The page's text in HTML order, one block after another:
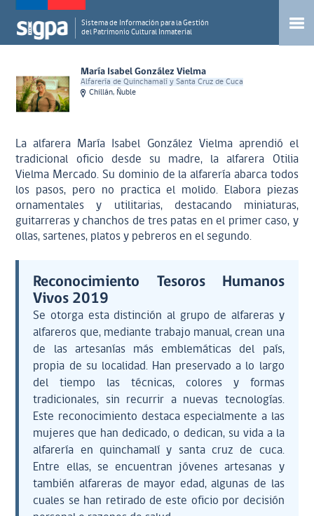
Sistema de Información para la Gestión
del Patrimonio Cultural Inmaterial
María Isabel González Vielma
Alfarería de Quinchamalí y Santa Cruz de Cuca
Chillán, Ñuble
La alfarera María Isabel González Vielma aprendió el
tradicional oficio desde su madre, la alfarera Otilia
Vielma Mercado. Su dominio de la alfarería abarca todos
los pasos, pero no practica el molido. Elabora piezas
ornamentales y utilitarias, destacando miniaturas,
guitarreras y chanchos de tres patas en el primer caso, y
ollas, sartenes, platos y pebreros en el segundo.
Reconocimiento Tesoros Humanos
Vivos 2019
Se otorga esta distinción al grupo de alfareras y
alfareros que, mediante trabajo manual, crean una
de las artesanías más emblemáticas del país,
propia de su localidad. Han preservado a lo largo
del tiempo las técnicas, colores y formas
tradicionales, sin recurrir a nuevas tecnologías.
Este reconocimiento destaca especialmente a las
mujeres que han dedicado, o dedican, su vida a la
alfarería en quinchamalí y santa cruz de cuca.
Entre ellas, se encuentran jóvenes artesanas y
también alfareras de mayor edad, algunas de las
cuales se han retirado de este oficio por decisión